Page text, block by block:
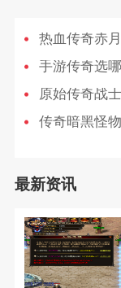
热血传奇赤
手游传奇选
原始传奇战
传奇暗黑怪
最新资讯